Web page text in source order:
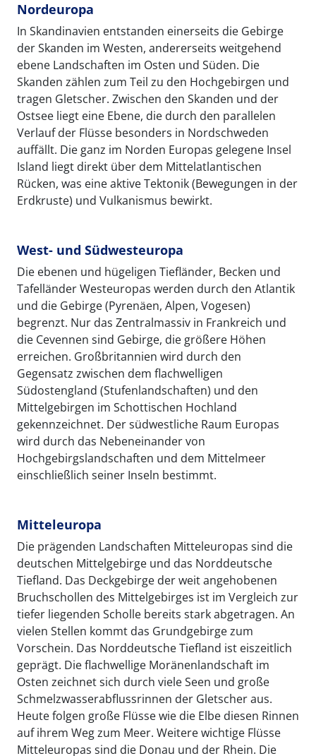
Nordeuropa
In Skandinavien entstanden einerseits die Gebirge
der Skanden im Westen, andererseits weitgehend
ebene Landschaften im Osten und Süden. Die
Skanden zählen zum Teil zu den Hochgebirgen und
tragen Gletscher. Zwischen den Skanden und der
Ostsee liegt eine Ebene, die durch den parallelen
Verlauf der Flüsse besonders in Nordschweden
auffällt. Die ganz im Norden Europas gelegene Insel
Island liegt direkt über dem Mittelatlantischen
Rücken, was eine aktive Tektonik (Bewegungen in der
Erdkruste) und Vulkanismus bewirkt.
West- und Südwesteuropa
Die ebenen und hügeligen Tiefländer, Becken und
Tafelländer Westeuropas werden durch den Atlantik
und die Gebirge (Pyrenäen, Alpen, Vogesen)
begrenzt. Nur das Zentralmassiv in Frankreich und
die Cevennen sind Gebirge, die größere Höhen
erreichen. Großbritannien wird durch den
Gegensatz zwischen dem flachwelligen
Südostengland (Stufenlandschaften) und den
Mittelgebirgen im Schottischen Hochland
gekennzeichnet. Der südwestliche Raum Europas
wird durch das Nebeneinander von
Hochgebirgslandschaften und dem Mittelmeer
einschließlich seiner Inseln bestimmt.
Mitteleuropa
Die prägenden Landschaften Mitteleuropas sind die
deutschen Mittelgebirge und das Norddeutsche
Tiefland. Das Deckgebirge der weit angehobenen
Bruchschollen des Mittelgebirges ist im Vergleich zur
tiefer liegenden Scholle bereits stark abgetragen. An
vielen Stellen kommt das Grundgebirge zum
Vorschein. Das Norddeutsche Tiefland ist eiszeitlich
geprägt. Die flachwellige Moränenlandschaft im
Osten zeichnet sich durch viele Seen und große
Schmelzwasserabflussrinnen der Gletscher aus.
Heute folgen große Flüsse wie die Elbe diesen Rinnen
auf ihrem Weg zum Meer. Weitere wichtige Flüsse
Mitteleuropas sind die Donau und der Rhein. Die